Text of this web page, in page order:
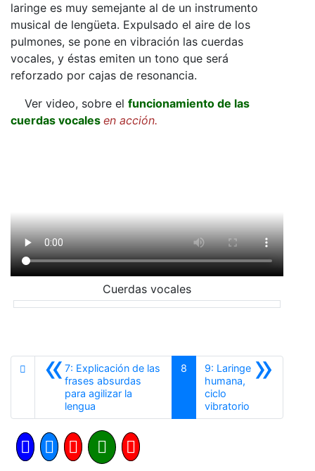
laringe es muy semejante al de un instrumento
musical de lengüeta. Expulsado el aire de los
pulmones, se pone en vibración las cuerdas
vocales, y éstas emiten un tono que será
reforzado por cajas de resonancia.
Ver video, sobre el funcionamiento de las
cuerdas vocales en acción.
Cuerdas vocales
«7: Explicación de las
frases absurdas
para agilizar la
lengua
8 »
9: Laringe
humana,
ciclo
vibratorio